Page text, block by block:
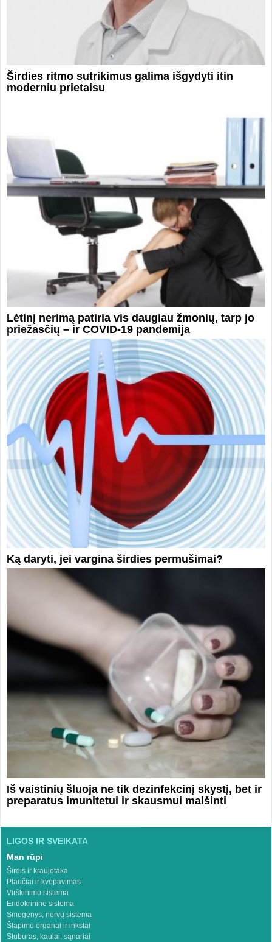
Širdies ritmo sutrikimus galima išgydyti itin
moderniu prietaisu
Lėtinį nerimą patiria vis daugiau žmonių, tarp jo
priežasčių – ir COVID-19 pandemija
Ką daryti, jei vargina širdies permušimai?
Iš vaistinių šluoja ne tik dezinfekcinį skystį, bet ir
preparatus imunitetui ir skausmui malšinti
LIGOS IR SVEIKATA
Man rūpi
Širdis ir kraujotaka
Plaučiai ir kvėpavimas
Virškinimo sistema
Endokrininė sistema
Smegenys, nervų sistema
Šlapimo organai ir inkstai
Stuburas, kaulai, sąnariai